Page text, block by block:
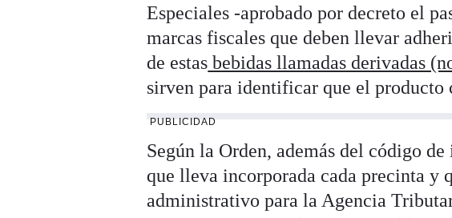
Especiales -aprobado por decreto el
marcas fiscales que deben llevar
de estas bebidas llamadas derivadas
sirven para identificar que el producto
PUBLICIDAD
Según la Orden, además del código
que lleva incorporada cada precinta y
administrativo para la Agencia